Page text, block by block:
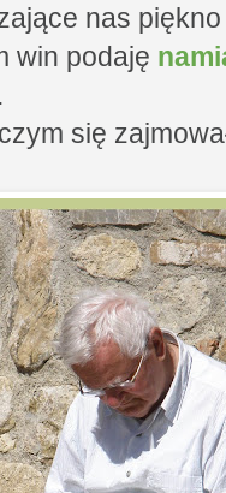
nas
win podaję
.
się